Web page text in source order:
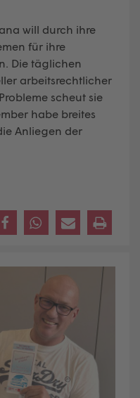
will durch ihre
für ihre
Die täglichen
arbeitsrechtlicher
scheut sie
habe breites
Anliegen der